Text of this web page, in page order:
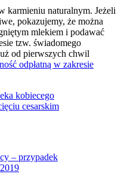
karmieniu naturalnym. Jeżeli
pokazujemy, że można
mlekiem i podawać
tzw. świadomego
od pierwszych chwil
odpłatną w zakresie
kobiecego
cesarskim